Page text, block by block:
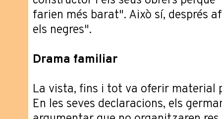
farien més barat". Això sí, després
els negres".
Drama familiar
La vista, fins i tot va oferir material
En les seves declaracions, els